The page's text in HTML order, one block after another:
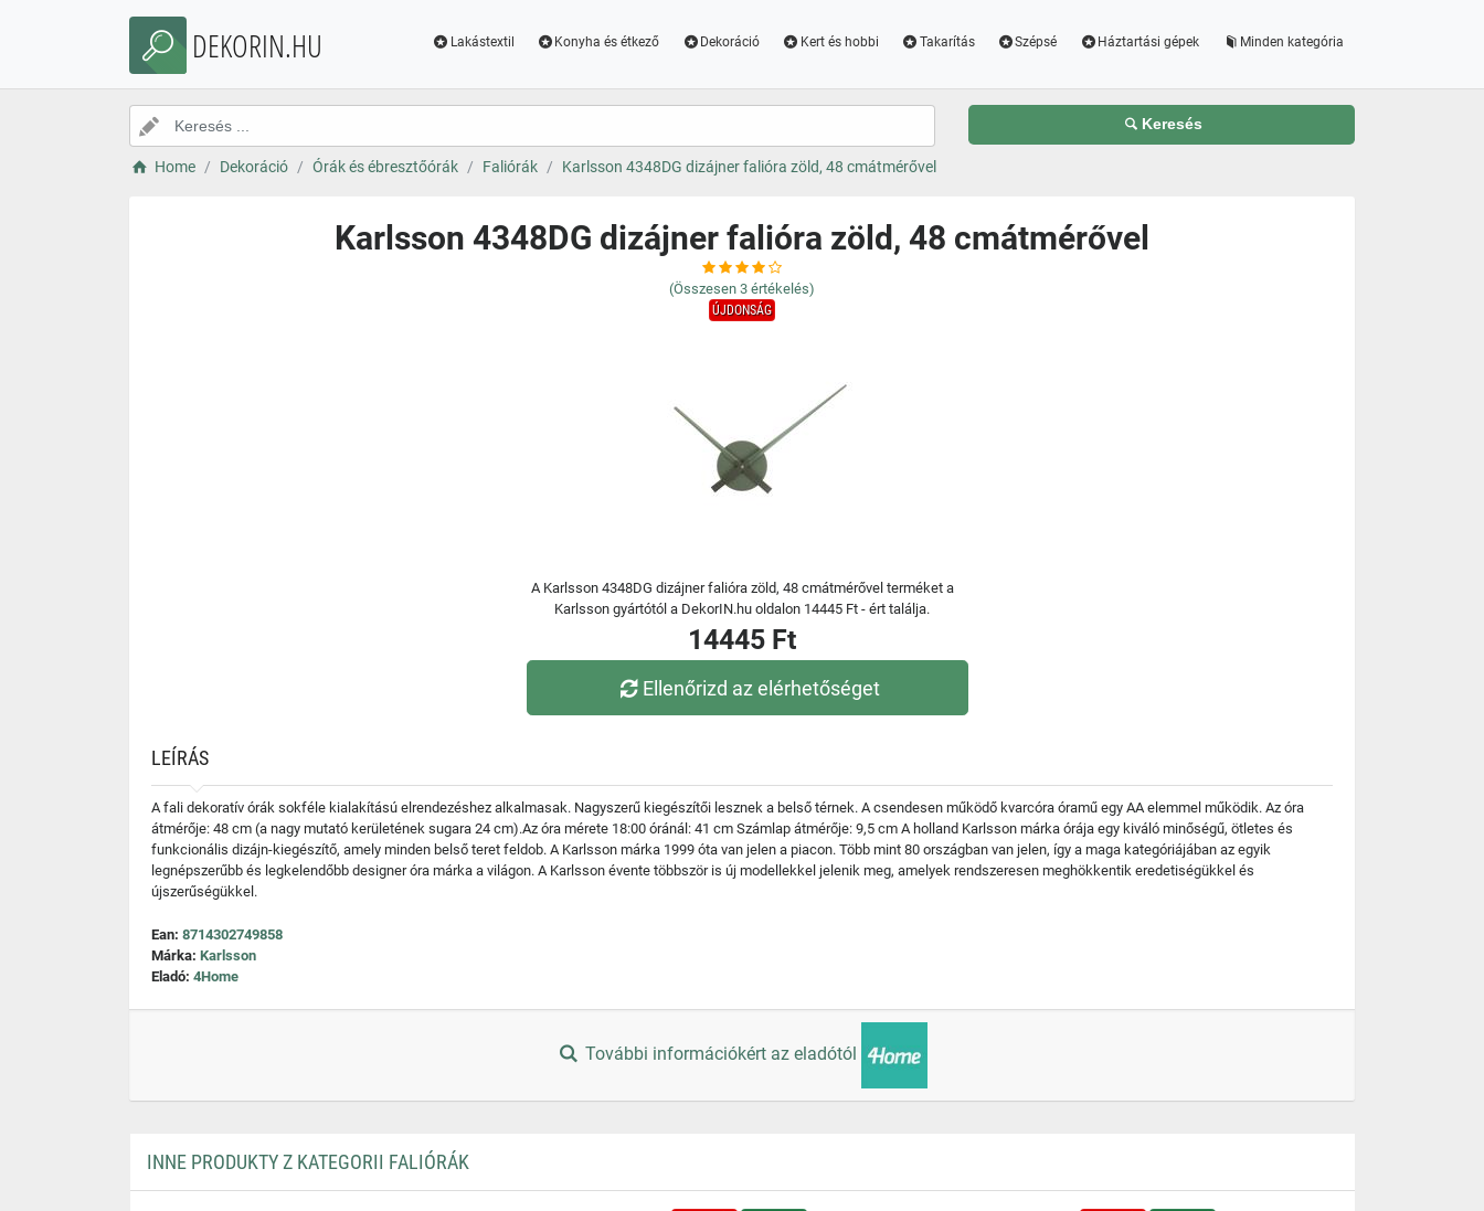
DEKORIN.HU Lakástextil Konyha és étkező Dekoráció Kert és hobbi Takarítás Szépsé Háztartási gépek Minden kategória
Keresés
Home Dekoráció Órák és ébresztőórák Faliórák Karlsson 4348DG dizájner falióra zöld, 48 cmátmérővel
Karlsson 4348DG dizájner falióra zöld, 48 cmátmérővel
(Összesen 3 értékelés)
ÚJDONSÁG
A Karlsson 4348DG dizájner falióra zöld, 48 cmátmérővel terméket a
Karlsson gyártótól a DekorIN.hu oldalon 14445 Ft - ért találja.
14445 Ft
Ellenőrizd az elérhetőséget
LEÍRÁS
A fali dekoratív órák sokféle kialakítású elrendezéshez alkalmasak. Nagyszerű kiegészítői lesznek a belső térnek. A csendesen működő kvarcóra óramű egy AA elemmel működik. Az óra
átmérője: 48 cm (a nagy mutató kerületének sugara 24 cm).Az óra mérete 18:00 óránál: 41 cm Számlap átmérője: 9,5 cm A holland Karlsson márka órája egy kiváló minőségű, ötletes és
funkcionális dizájn-kiegészítő, amely minden belső teret feldob. A Karlsson márka 1999 óta van jelen a piacon. Több mint 80 országban van jelen, így a maga kategóriájában az egyik
legnépszerűbb és legkelendőbb designer óra márka a világon. A Karlsson évente többször is új modellekkel jelenik meg, amelyek rendszeresen meghökkentik eredetiségükkel és
újszerűségükkel.
Ean: 8714302749858
Márka: Karlsson
Eladó: 4Home
További információkért az eladótól
INNE PRODUKTY Z KATEGORII FALIÓRÁK